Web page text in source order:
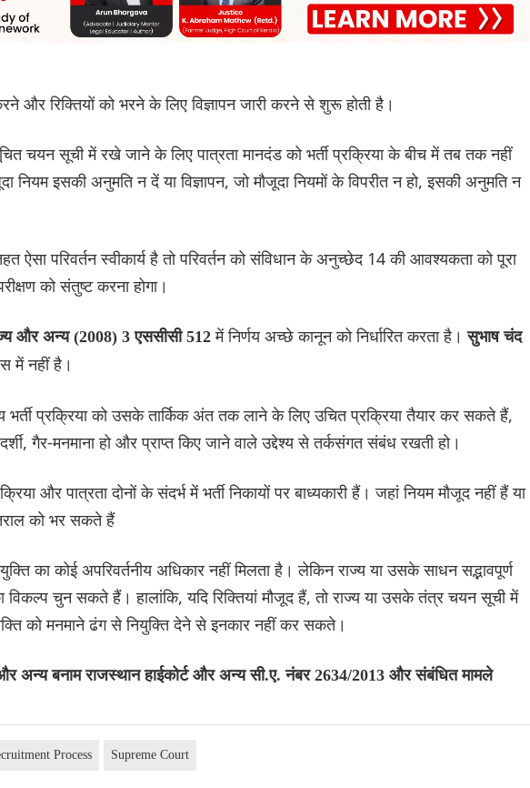
और रिक्तियों को भरने के लिए विज्ञापन जारी करने से शुरू होती है।
चयन सूची में रखे जाने के लिए पात्रता मानदंड को भर्ती प्रक्रिया के बीच में तब तक नहीं
इसकी अनुमति न दें या विज्ञापन, जो मौजूदा नियमों के विपरीत न हो, इसकी अनुमति न
ऐसा परिवर्तन स्वीकार्य है तो परिवर्तन को संविधान के अनुच्छेद 14 की आवश्यकता को पूरा
को संतुष्ट करना होगा।
और अन्य (2008) 3 एससीसी 512में निर्णय अच्छे कानून को निर्धारित करता है।सुभाष चंद
में नहीं है।
भर्ती प्रक्रिया को उसके तार्किक अंत तक लाने के लिए उचित प्रक्रिया तैयार कर सकते हैं,
गैर-मनमाना हो और प्राप्त किए जाने वाले उद्देश्य से तर्कसंगत संबंध रखती हो।
और पात्रता दोनों के संदर्भ में भर्ती निकायों पर बाध्यकारी हैं। जहां नियम मौजूद नहीं हैं या
को भर सकते हैं
का कोई अपरिवर्तनीय अधिकार नहीं मिलता है। लेकिन राज्य या उसके साधन सद्भावपूर्ण
विकल्प चुन सकते हैं। हालांकि, यदि रिक्तियां मौजूद हैं, तो राज्य या उसके तंत्र चयन सूची में
को मनमाने ढंग से नियुक्ति देने से इनकार नहीं कर सकते।
बनाम राजस्थान हाईकोर्ट और अन्य सी.ए. नंबर 2634/2013 और संबंधित मामले
Process Supreme Court